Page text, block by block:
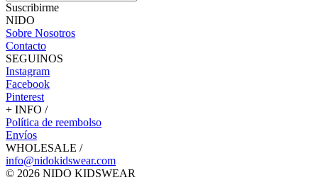
Suscribirme
NIDO
Sobre Nosotros
Contacto
SEGUINOS
Instagram
Facebook
Pinterest
+ INFO /
Política de reembolso
Envíos
WHOLESALE /
info@nidokidswear.com
© 2026 NIDO KIDSWEAR